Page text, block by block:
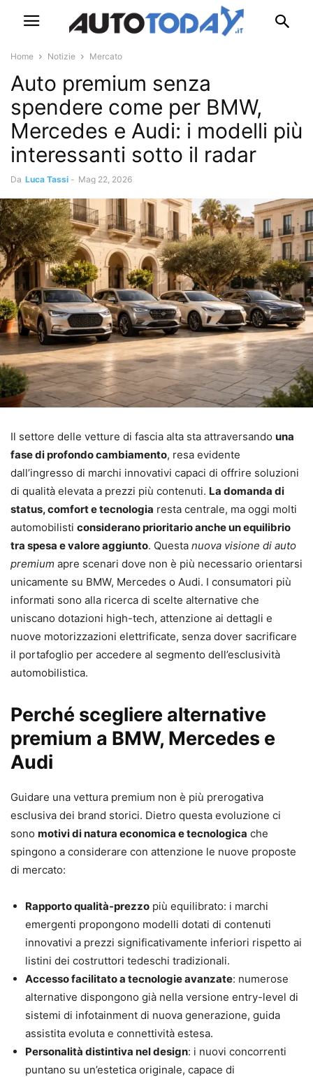
Home Notizie Mercato
Auto premium senza
spendere come per BMW,
Mercedes e Audi: i modelli più
interessanti sotto il radar
Da Luca Tassi - Mag 22, 2026
Il settore delle vetture di fascia alta sta attraversando una
fase di profondo cambiamento, resa evidente
dall’ingresso di marchi innovativi capaci di offrire soluzioni
di qualità elevata a prezzi più contenuti. La domanda di
status, comfort e tecnologia resta centrale, ma oggi molti
automobilisti considerano prioritario anche un equilibrio
tra spesa e valore aggiunto. Questa nuova visione di auto
premium apre scenari dove non è più necessario orientarsi
unicamente su BMW, Mercedes o Audi. I consumatori più
informati sono alla ricerca di scelte alternative che
uniscano dotazioni high-tech, attenzione ai dettagli e
nuove motorizzazioni elettrificate, senza dover sacrificare
il portafoglio per accedere al segmento dell’esclusività
automobilistica.
Perché scegliere alternative
premium a BMW, Mercedes e
Audi
Guidare una vettura premium non è più prerogativa
esclusiva dei brand storici. Dietro questa evoluzione ci
sono motivi di natura economica e tecnologica che
spingono a considerare con attenzione le nuove proposte
di mercato:
Rapporto qualità-prezzo più equilibrato: i marchi
emergenti propongono modelli dotati di contenuti
innovativi a prezzi significativamente inferiori rispetto ai
listini dei costruttori tedeschi tradizionali.
Accesso facilitato a tecnologie avanzate: numerose
alternative dispongono già nella versione entry-level di
sistemi di infotainment di nuova generazione, guida
assistita evoluta e connettività estesa.
Personalità distintiva nel design: i nuovi concorrenti
puntano su un’estetica originale, capace di